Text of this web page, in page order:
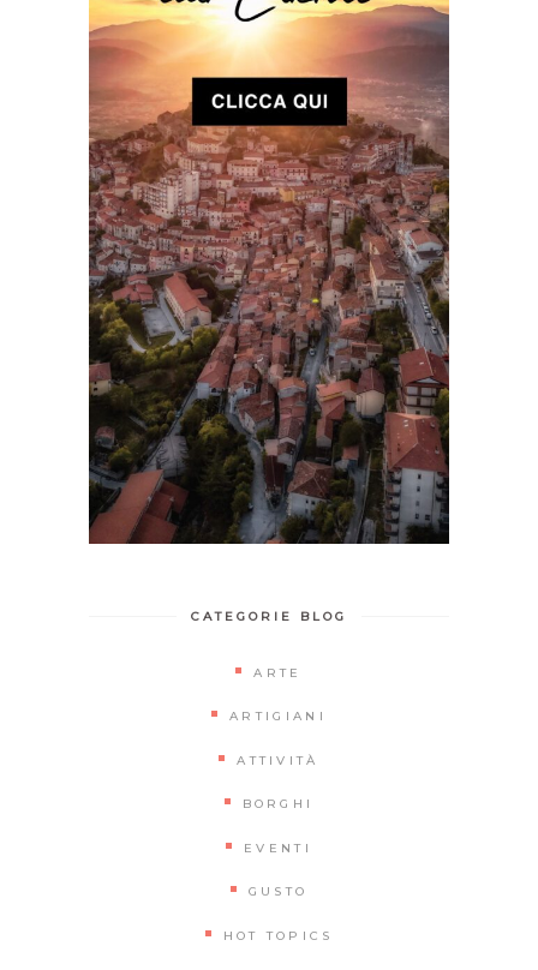
CATEGORIE BLOG
ARTE
ARTIGIANI
ATTIVITÀ
BORGHI
EVENTI
GUSTO
HOT TOPICS